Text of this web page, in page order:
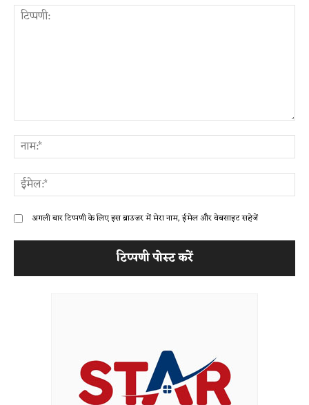
अगली बार टिप्पणी के लिए इस ब्राउज़र में मेरा नाम, ईमेल और वेबसाइट सहेजें